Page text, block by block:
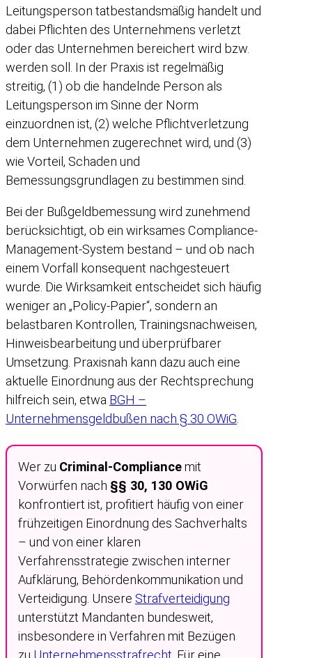
Leitungsperson tatbestandsmäßig handelt und
dabei Pflichten des Unternehmens verletzt
oder das Unternehmen bereichert wird bzw.
werden soll. In der Praxis ist regelmäßig
streitig, (1) ob die handelnde Person als
Leitungsperson im Sinne der Norm
einzuordnen ist, (2) welche Pflichtverletzung
dem Unternehmen zugerechnet wird, und (3)
wie Vorteil, Schaden und
Bemessungsgrundlagen zu bestimmen sind.
Bei der Bußgeldbemessung wird zunehmend
berücksichtigt, ob ein wirksames Compliance-
Management-System bestand – und ob nach
einem Vorfall konsequent nachgesteuert
wurde. Die Wirksamkeit entscheidet sich häufig
weniger an „Policy-Papier“, sondern an
belastbaren Kontrollen, Trainingsnachweisen,
Hinweisbearbeitung und überprüfbarer
Umsetzung. Praxisnah kann dazu auch eine
aktuelle Einordnung aus der Rechtsprechung
hilfreich sein, etwa BGH –
Unternehmensgeldbußen nach § 30 OWiG
Wer zu Criminal-Compliancemit
Vorwürfen nach §§ 30, 130 OWiG
konfrontiert ist, profitiert häufig von einer
frühzeitigen Einordnung des Sachverhalts
– und von einer klaren
Verfahrensstrategie zwischen interner
Aufklärung, Behördenkommunikation und
Verteidigung. Unsere Strafverteidigung
unterstützt Mandanten bundesweit,
insbesondere in Verfahren mit Bezügen
zu Unternehmensstrafrecht . Für eine